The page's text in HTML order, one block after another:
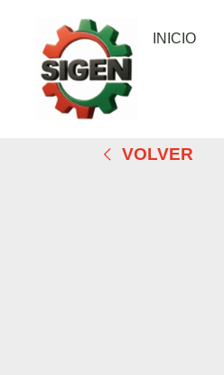
INICIO
VOLVER